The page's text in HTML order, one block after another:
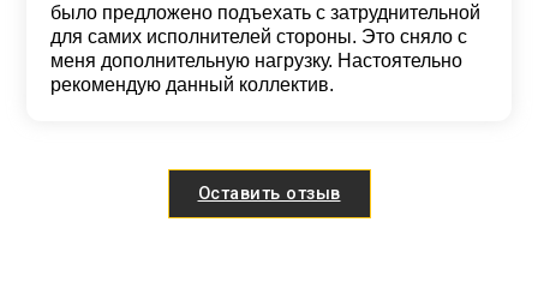
было предложено подъехать с затруднительной
для самих исполнителей стороны. Это сняло с
меня дополнительную нагрузку. Настоятельно
рекомендую данный коллектив.
Оставить отзыв